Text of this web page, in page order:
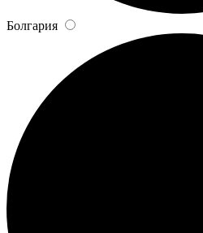
Болгария